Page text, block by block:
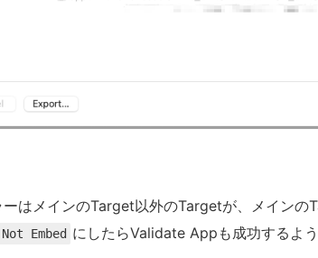
ーはメインのTarget以外のTargetが、メイン
Embed にしたらValidate Appも成功するよう